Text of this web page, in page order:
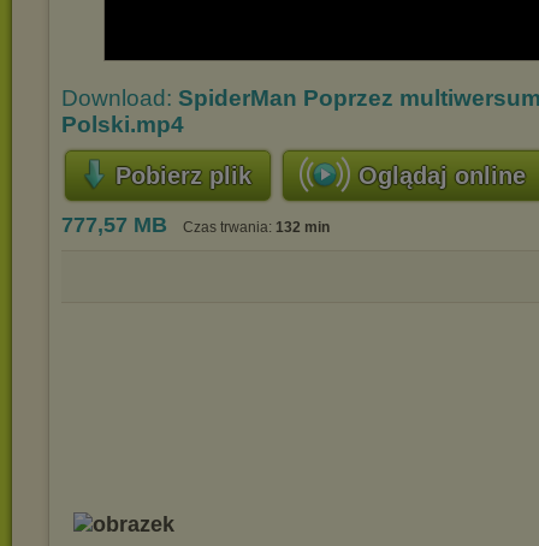
Download: SpiderMan Poprzez
Polski.mp4
Pobierz plik Oglądaj online
777,57 MB Czas trwania: 132 min